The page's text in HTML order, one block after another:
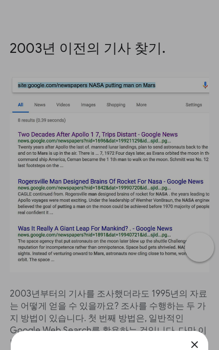
close
2003년 이전의 기사 찾기.
2003년부터의 기사를 조사했더라도 1995년의 자료
는 어떻게 얻을 수 있을까요? 조사를 수행하는 두 가
지 방법이 있습니다. 첫 번째 방법은, 일반적인
Google Web Search를 활용하는 것입니다. 다만 이
방법은 1970년 이전의 맞춤 데이터 혹은 유료 콘텐